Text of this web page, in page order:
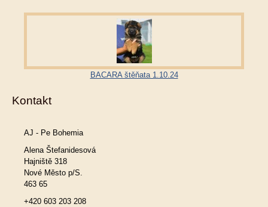
BACARA štěňata 1.10.24
Kontakt
AJ - Pe Bohemia
Alena Štefanidesová
Hajniště 318
Nové Město p/S.
463 65
+420 603 203 208